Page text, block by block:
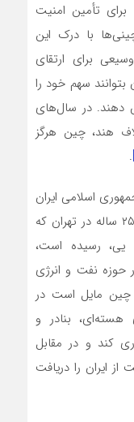
تأمین امنیت
با درک این
برای ارتقای
بتوانند سهم خود را
دهند. در سال‌های
هند، چین هرگز
.
اسلامی ایران
و جمهوری خلق چین موسوم به برنامه ۲۵ ساله در تهران که
رسیده است،
حوزه نفت و انرژی
چین مایل است در
هسته‌ای، بنادر و
کند و در مقابل
ایران را دریافت